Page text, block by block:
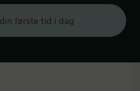
første tid i dag